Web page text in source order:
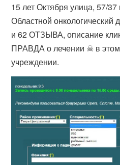
15 лет Октября улица, 57/
Областной онкологический
и 62 ОТЗЫВА, описание
ПРАВДА о лечении ☠ в
учреждении.